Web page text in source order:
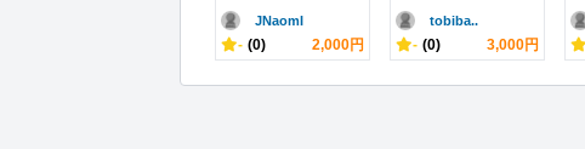
JNaomI
- (0) 2,000円
tobiba..
- (0) 3,000円